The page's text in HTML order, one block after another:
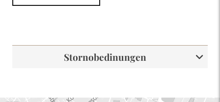
Stornobedinungen